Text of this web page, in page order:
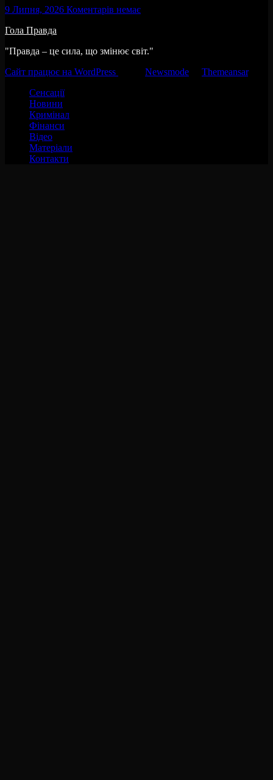
9 Липня, 2026 Коментарів немає
Гола Правда
"Правда – це сила, що змінює світ."
Сайт працює на WordPress
Newsmode Themeansar.
Сенсації
Новини
Кримінал
Фінанси
Відео
Матеріали
Контакти